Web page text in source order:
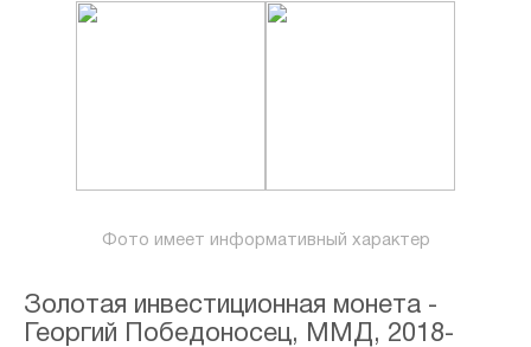
Фото имеет информативный характер
Золотая инвестиционная монета -
Георгий Победоносец, ММД, 2018-